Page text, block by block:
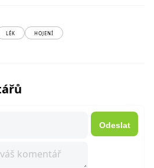
LÉK HOJENÍ
Odeslat